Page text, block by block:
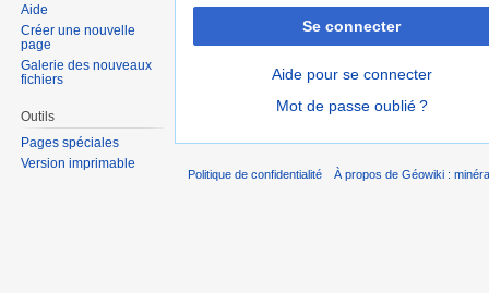
Se connecter
Aide pour se connecter
Mot de passe oublié ?
Aide
Créer une nouvelle
page
Galerie des nouveaux
fichiers
Outils
Pages spéciales
Version imprimable
Politique de confidentialité À propos de Géowiki :